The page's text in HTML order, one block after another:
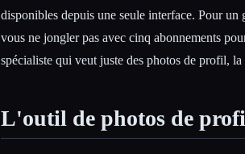
disponibles depuis une seule interface. Pour un
vous ne jongler pas avec cinq abonnements
spécialiste qui veut juste des photos de profil,
L'outil de photos de